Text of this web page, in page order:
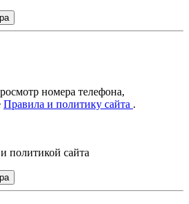
номера телефона,
Правила и политику сайта .
политикой сайта